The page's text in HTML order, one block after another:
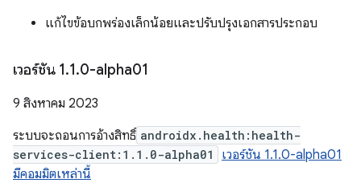
แก้ไขข้อบกพร่องเล็กน้อยและปรับปรุงเอกสารประกอบ
เวอร์ชัน 1.1.0-alpha01
9 สิงหาคม 2023
ระบบจะถอนการอ้างสิทธิ์ androidx.health:health-
services-client:1.1.0-alpha01
เวอร์ชัน 1.1.0-alpha01
มีคอมมิตเหล่านี้